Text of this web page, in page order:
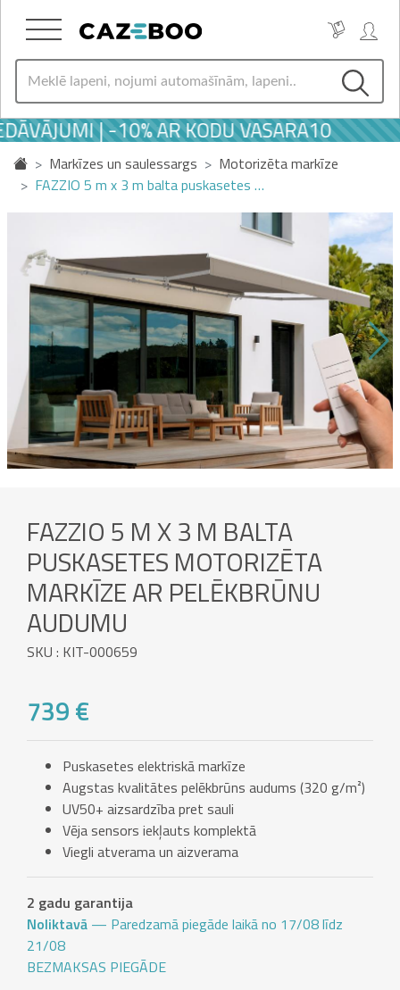
| -10% AR KODU VASARA10
Markīzes un saulessargs
Motorizēta markīze
FAZZIO 5 m x 3 m balta puskasetes …
FAZZIO 5 M X 3 M BALTA
PUSKASETES MOTORIZĒTA
MARKĪZE AR PELĒKBRŪNU
AUDUMU
SKU : KIT-000659
739 €
Puskasetes elektriskā markīze
Augstas kvalitātes pelēkbrūns audums (320 g/m²)
UV50+ aizsardzība pret sauli
Vēja sensors iekļauts komplektā
Viegli atverama un aizverama
2 gadu garantija
Noliktavā — Paredzamā piegāde laikā no 17/08 līdz
21/08
BEZMAKSAS PIEGĀDE